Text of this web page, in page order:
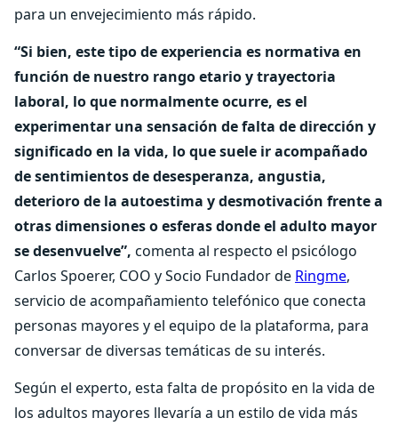
para un envejecimiento más rápido.
“Si bien, este tipo de experiencia es normativa en
función de nuestro rango etario y trayectoria
laboral, lo que normalmente ocurre, es el
experimentar una sensación de falta de dirección y
significado en la vida, lo que suele ir acompañado
de sentimientos de desesperanza, angustia,
deterioro de la autoestima y desmotivación frente a
otras dimensiones o esferas donde el adulto mayor
se desenvuelve”, comenta al respecto el psicólogo
Carlos Spoerer, COO y Socio Fundador de Ringme,
servicio de acompañamiento telefónico que conecta
personas mayores y el equipo de la plataforma, para
conversar de diversas temáticas de su interés.
Según el experto, esta falta de propósito en la vida de
los adultos mayores llevaría a un estilo de vida más